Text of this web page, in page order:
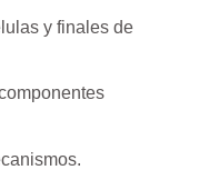
y finales de